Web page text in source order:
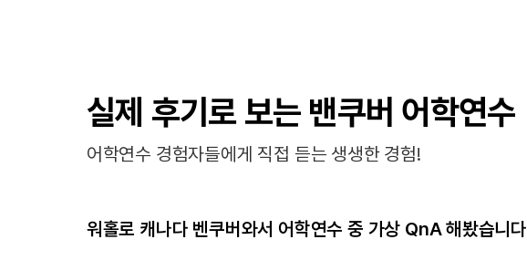
실제 후기로 보는 밴쿠버 어학연수
어학연수 경험자들에게 직접 듣는 생생한 경험!
워홀로 캐나다 벤쿠버와서 어학연수 중 가상 QnA 해봤습니다